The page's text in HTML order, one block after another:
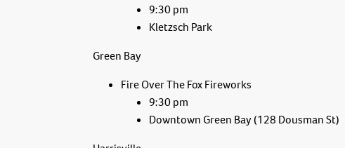
9:30 pm
Kletzsch Park
Green Bay
Fire Over The Fox Fireworks
9:30 pm
Downtown Green Bay (128 Dousman St)